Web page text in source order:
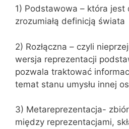
1) Podstawowa – która jest
zrozumiałą definicją świata
2) Rozłączna – czyli
wersja reprezentacji
pozwala traktować
temat stanu umysłu innej
3) Metareprezentacja-
między reprezentacjami,